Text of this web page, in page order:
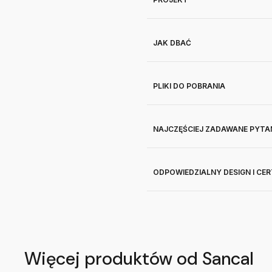
JAK DBAĆ
PLIKI DO POBRANIA
NAJCZĘŚCIEJ ZADAWANE
ODPOWIEDZIALNY DESIGN I
Więcej produktów od Sancal